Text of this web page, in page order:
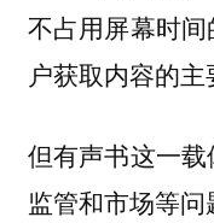
不占用屏幕时
户获取内容的主
但有声书这一载
监管和市场等问